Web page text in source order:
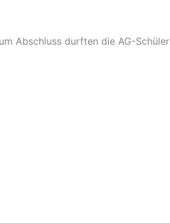
Abschluss durften die AG-Schüler